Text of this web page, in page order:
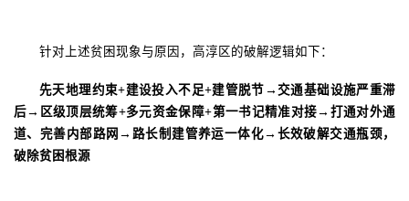
针对上述贫困现象与原因，高淳区的破解逻辑如下：
先天地理约束+建设投入不足+建管脱节→交通基础设施严重滞
后→区级顶层统筹+多元资金保障+第一书记精准对接→打通对外通
道、完善内部路网→路长制建管养运一体化→长效破解交通瓶颈，
破除贫困根源